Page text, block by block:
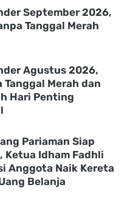
September 2026,
Tanggal Merah
Agustus 2026,
Tanggal Merah dan
Hari Penting
Pariaman Siap
Ketua Idham Fadhli
Anggota Naik Kereta
Belanja